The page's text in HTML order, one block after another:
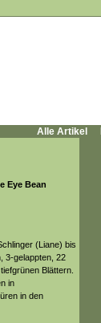
Alle Artikel
Eye Bean
(Liane) bis
3-gelappten, 22
Blättern.
in
in den